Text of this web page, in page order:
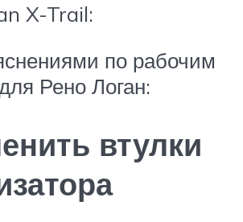
X-Trail:
по рабочим
Рено Логан:
втулки